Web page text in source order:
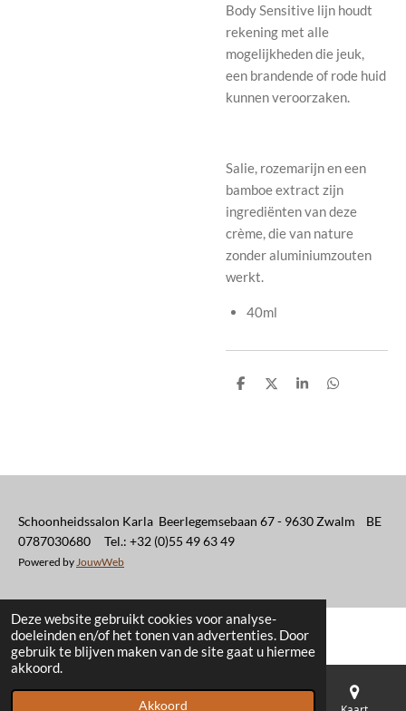
Deze website gebruikt cookies voor analyse-
doeleinden en/of het tonen van advertenties. Door
gebruik te blijven maken van de site gaat u hiermee
akkoord.
Akkoord
Body Sensitive lijn houdt
rekening met alle
mogelijkheden die jeuk,
een brandende of rode huid
kunnen veroorzaken.
Salie, rozemarijn en een
bamboe extract zijn
ingrediënten van deze
crème, die van nature
zonder aluminiumzouten
werkt.
40ml
D
D
S
D
Schoonheidssalon Karla Beerlegemsebaan 67 - 9630 Zwalm BE
0787030680 Tel.: +32 (0)55 49 63 49
Powered by JouwWeb